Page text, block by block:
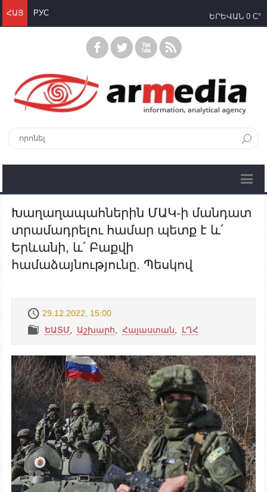
ՀԱՅ РУС ԵՐԵՎԱՆ 0 C°
Խաղաղապահներին ՄԱԿ-ի մանդատ
տրամադրելու համար պետք է և՛
Երևանի, և՛ Բաքվի
համաձայնությունը. Պեսկով
29.12.2022, 15:00
ԵԱՏՄ
Աշխարհ Հայաստան ԼՂՀ